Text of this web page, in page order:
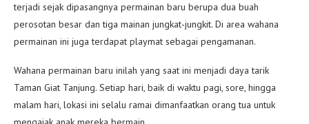
terjadi sejak dipasangnya permainan baru berupa dua buah
perosotan besar dan tiga mainan jungkat-jungkit. Di area wahana
permainan ini juga terdapat playmat sebagai pengamanan.
Wahana permainan baru inilah yang saat ini menjadi daya tarik
Taman Giat Tanjung. Setiap hari, baik di waktu pagi, sore, hingga
malam hari, lokasi ini selalu ramai dimanfaatkan orang tua untuk